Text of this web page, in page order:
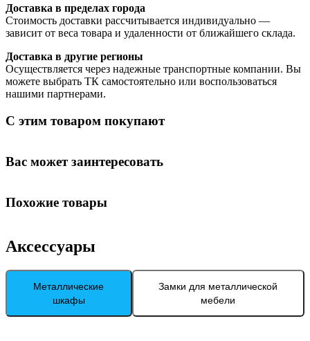
Доставка в пределах города
Стоимость доставки рассчитывается индивидуально —
зависит от веса товара и удаленности от ближайшего склада.
Доставка в другие регионы
Осуществляется через надежные транспортные компании. Вы
можете выбрать ТК самостоятельно или воспользоваться
нашими партнерами.
С этим товаром покупают
Вас может заинтересовать
Похожие товары
Аксессуары
Металлические
шкафы
Замки для металлической
мебели